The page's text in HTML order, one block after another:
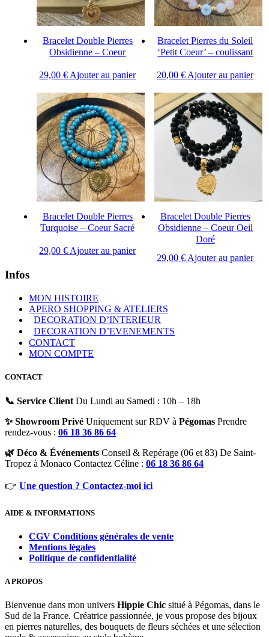
Bracelet Double Pierres
Obsidienne – Coeur
29,00€ Ajouter au panier
Bracelet Pierres du Soleil
‘Petit Coeur’ – coulissant
20,00€ Ajouter au panier
Bracelet Double Pierres
Turquoise – Coeur Sacré
29,00€ Ajouter au panier
Bracelet Double Pierres
Obsidienne – Coeur Oeil
Doré
29,00€ Ajouter au panier
Infos
MON HISTOIRE
APERO SHOPPING & ATELIERS
DECORATION D’INTERIEUR
DECORATION D’EVENEMENTS
CONTACT
MON COMPTE
CONTACT
📞 Service Client Du Lundi au Samedi : 10h – 18h
✨ Showroom Privé Uniquement sur RDV à Pégomas Prendre
rendez-vous : 06 18 36 86 64
🌿 Déco & Événements Conseil & Repérage (06 et 83) De Saint-
Tropez à Monaco Contactez Céline : 06 18 36 86 64
👉 Une question ? Contactez-moi ici
AIDE & INFORMATIONS
CGV Conditions générales de vente
Mentions légales
Politique de confidentialité
A PROPOS
Bienvenue dans mon univers Hippie Chic situé à Pégomas, dans le
Sud de la France. Créatrice passionnée, je vous propose des bijoux
en pierres naturelles, des bouquets de fleurs séchées et une sélection